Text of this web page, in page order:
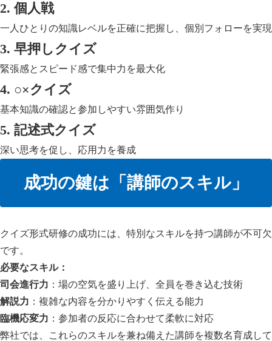
2. 個人戦
一人ひとりの知識レベルを正確に把握し、個別フォローを実現
3. 早押しクイズ
緊張感とスピード感で集中力を最大化
4. ○×クイズ
基本知識の確認と参加しやすい雰囲気作り
5. 記述式クイズ
深い思考を促し、応用力を養成
成功の鍵は「講師のスキル」
クイズ形式研修の成功には、特別なスキルを持つ講師が不可欠
です。
必要なスキル：
司会進行力 ：場の空気を盛り上げ、全員を巻き込む技術
解説力 ：複雑な内容を分かりやすく伝える能力
臨機応変力 ：参加者の反応に合わせて柔軟に対応
弊社では、これらのスキルを兼ね備えた講師を複数名育成して